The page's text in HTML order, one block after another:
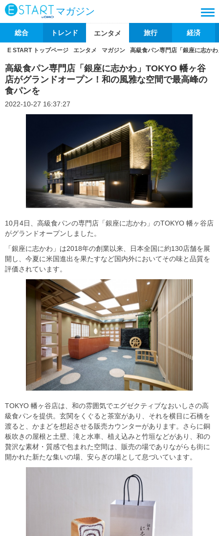
マガジン
総合 トレンド エンタメ 旅行 経済
E START トップページ エンタメ マガジン 高級食パン専門店「銀座に志か
高級食パン専門店「銀座に志かわ」TOKYO 幡ヶ谷
店がグランドオープン！和の風雅な空間で最高峰の
食パンを
2022-10-27 16:37:27
10月4日、高級食パンの専門店「銀座に志かわ」のTOKYO 幡ヶ谷店
がグランドオープンしました。
「銀座に志かわ」は2018年の創業以来、日本全国に約130店舗を展
開し、今夏に米国進出を果たすなど国内外においてその味と品質を
評価されています。
TOKYO 幡ヶ谷店は、和の雰囲気でエグゼクティブなおいしさの高
級食パンを提供。玄関をくぐると茶室があり、それを横目に石橋を
渡ると、かまどを想起させる販売カウンターがあります。さらに銅
板吹きの屋根と土壁、滝と水車、植え込みと竹垣などがあり、和の
贅沢な素材・質感で包まれた空間は、販売の場でありながらも街に
開かれた新たな集いの場、安らぎの場として息づいています。